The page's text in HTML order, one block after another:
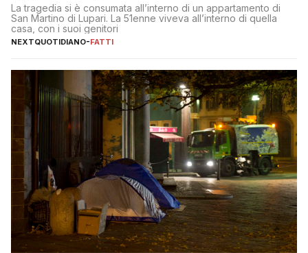
La tragedia si è consumata all’interno di un appartamento di
San Martino di Lupari. La 51enne viveva all’interno di quella
casa, con i suoi genitori
NEXTQUOTIDIANO-FATTI